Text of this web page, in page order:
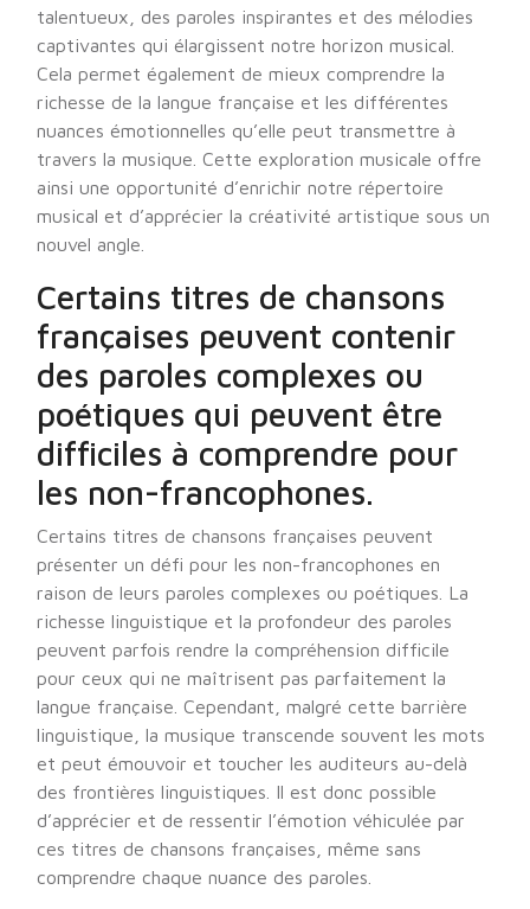
talentueux, des paroles inspirantes et des mélodies
captivantes qui élargissent notre horizon musical.
Cela permet également de mieux comprendre la
richesse de la langue française et les différentes
nuances émotionnelles qu’elle peut transmettre à
travers la musique. Cette exploration musicale offre
ainsi une opportunité d’enrichir notre répertoire
musical et d’apprécier la créativité artistique sous un
nouvel angle.
Certains titres de chansons
françaises peuvent contenir
des paroles complexes ou
poétiques qui peuvent être
difficiles à comprendre pour
les non-francophones.
Certains titres de chansons françaises peuvent
présenter un défi pour les non-francophones en
raison de leurs paroles complexes ou poétiques. La
richesse linguistique et la profondeur des paroles
peuvent parfois rendre la compréhension difficile
pour ceux qui ne maîtrisent pas parfaitement la
langue française. Cependant, malgré cette barrière
linguistique, la musique transcende souvent les mots
et peut émouvoir et toucher les auditeurs au-delà
des frontières linguistiques. Il est donc possible
d’apprécier et de ressentir l’émotion véhiculée par
ces titres de chansons françaises, même sans
comprendre chaque nuance des paroles.